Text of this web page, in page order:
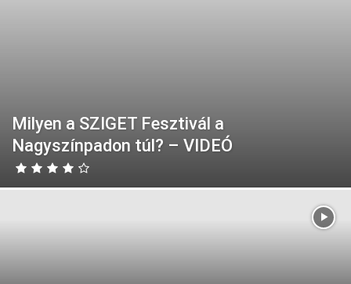
Milyen a SZIGET Fesztivál a
Nagyszínpadon túl? – VIDEÓ